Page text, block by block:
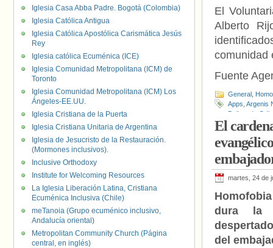
El
Alberto
comunidad
Fuente
General
Apps Argenis
Delitos de Odio
Jeremy de
Santos
Domingo ,
El
martes, 24 de
dura la
del
Iglesia Casa Abba Padre. Bogotá (Colombia)
Iglesia Católica Antigua
Iglesia Católica Apostólica Carismática Jesús
Rey
Iglesia católica Ecuménica (ICE)
Iglesia Comunidad Metropolitana (ICM) de
Toronto
Iglesia Comunidad Metropolitana (ICM) Los
Ángeles-EE.UU.
Iglesia Cristiana de la Puerta
Iglesia Cristiana Unitaria de Argentina
Iglesia de Jesucristo de la Restauración.
(Mormones inclusivos).
Inclusive Orthodoxy
Institute for Welcoming Resources
La Iglesia Liberación Latina, Cristiana
Ecuménica Inclusiva (Chile)
meTanoia (Grupo ecuménico inclusivo,
Andalucía oriental)
Metropolitan Community Church (Página
central, en inglés)